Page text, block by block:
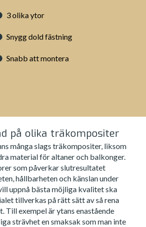
3 olika ytor
Snygg dold fästning
Snabb att montera
på olika träkompositer
många slags träkompositer, liksom
material för altaner och balkonger.
som påverkar slutresultatet
hållbarheten och känslan under
uppnå bästa möjliga kvalitet ska
tillverkas på rätt sätt av så rena
Till exempel är ytans enastående
strävhet en smaksak som man inte